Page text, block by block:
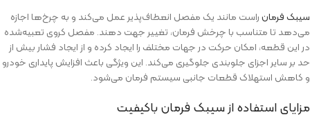
سیبک فرمانراست مانند یک مفصل انعطاف‌پذیر عمل می‌کند و به چرخ‌ها اجازه
می‌دهد تا متناسب با چرخش فرمان، تغییر جهت دهند. مفصل کروی تعبیه‌شده
در این قطعه، امکان حرکت در جهات مختلف را ایجاد کرده و از ایجاد فشار بیش از
حد بر سایر اجزای جلوبندی جلوگیری می‌کند. این ویژگی باعث افزایش پایداری خودرو
و کاهش استهلاک قطعات جانبی سیستم فرمان می‌شود.
مزایای استفاده از سیبک فرمان باکیفیت